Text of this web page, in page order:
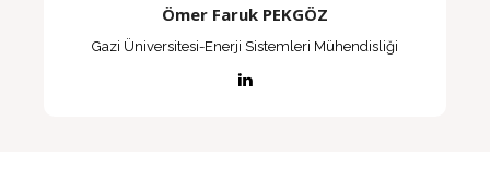
Ömer Faruk PEKGÖZ
Gazi Üniversitesi-Enerji Sistemleri Mühendisliği